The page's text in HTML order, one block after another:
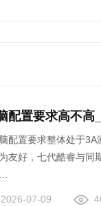
配置要求高不高
配置要求整体处于
友好，七代酷睿与同
2026-07-09